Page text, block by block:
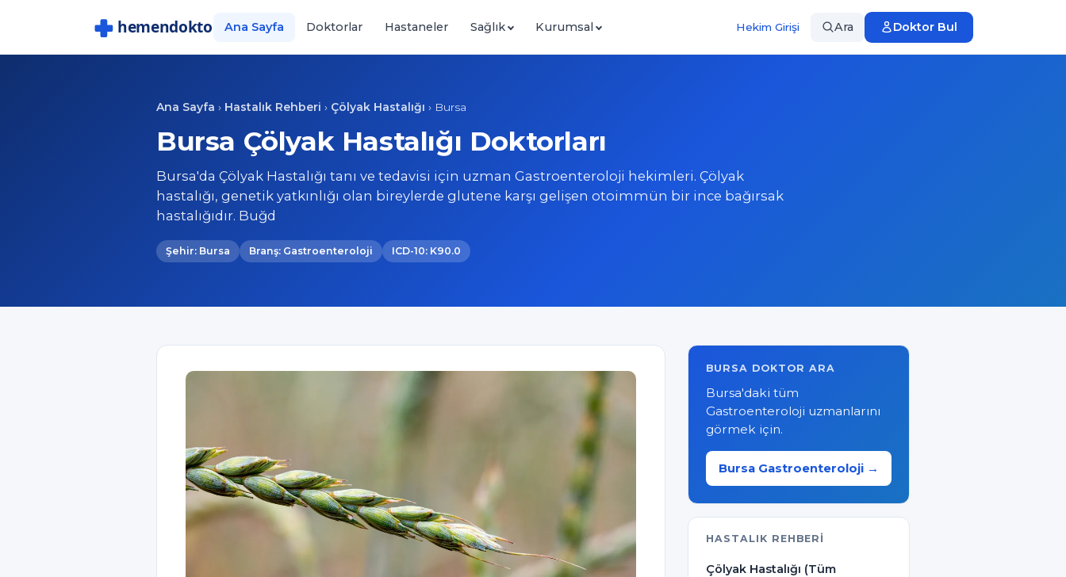
Ana Sayfa Doktorlar Hastaneler Sağlık Kurumsal Hekim Girişi Ara Doktor Bul
Ana Sayfa › Hastalık Rehberi › Çölyak Hastalığı › Bursa
Bursa Çölyak Hastalığı Doktorları
Bursa'da Çölyak Hastalığı tanı ve tedavisi için uzman Gastroenteroloji hekimleri. Çölyak
hastalığı, genetik yatkınlığı olan bireylerde glutene karşı gelişen otoimmün bir ince bağırsak
hastalığıdır. Buğd
Şehir: Bursa Branş: Gastroenteroloji ICD-10: K90.0
BURSA DOKTOR ARA
Bursa'daki tüm
Gastroenteroloji uzmanlarını
görmek için.
Bursa Gastroenteroloji →
HASTALIK REHBERI
Çölyak Hastalığı (Tüm